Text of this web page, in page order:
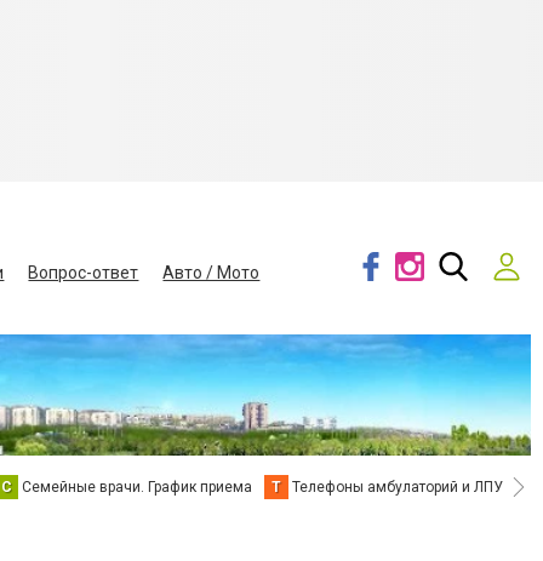
Вопрос-ответ
Авто / Мото
С Семейные врачи. График приема Т Телефоны амбулаторий и ЛПУ В